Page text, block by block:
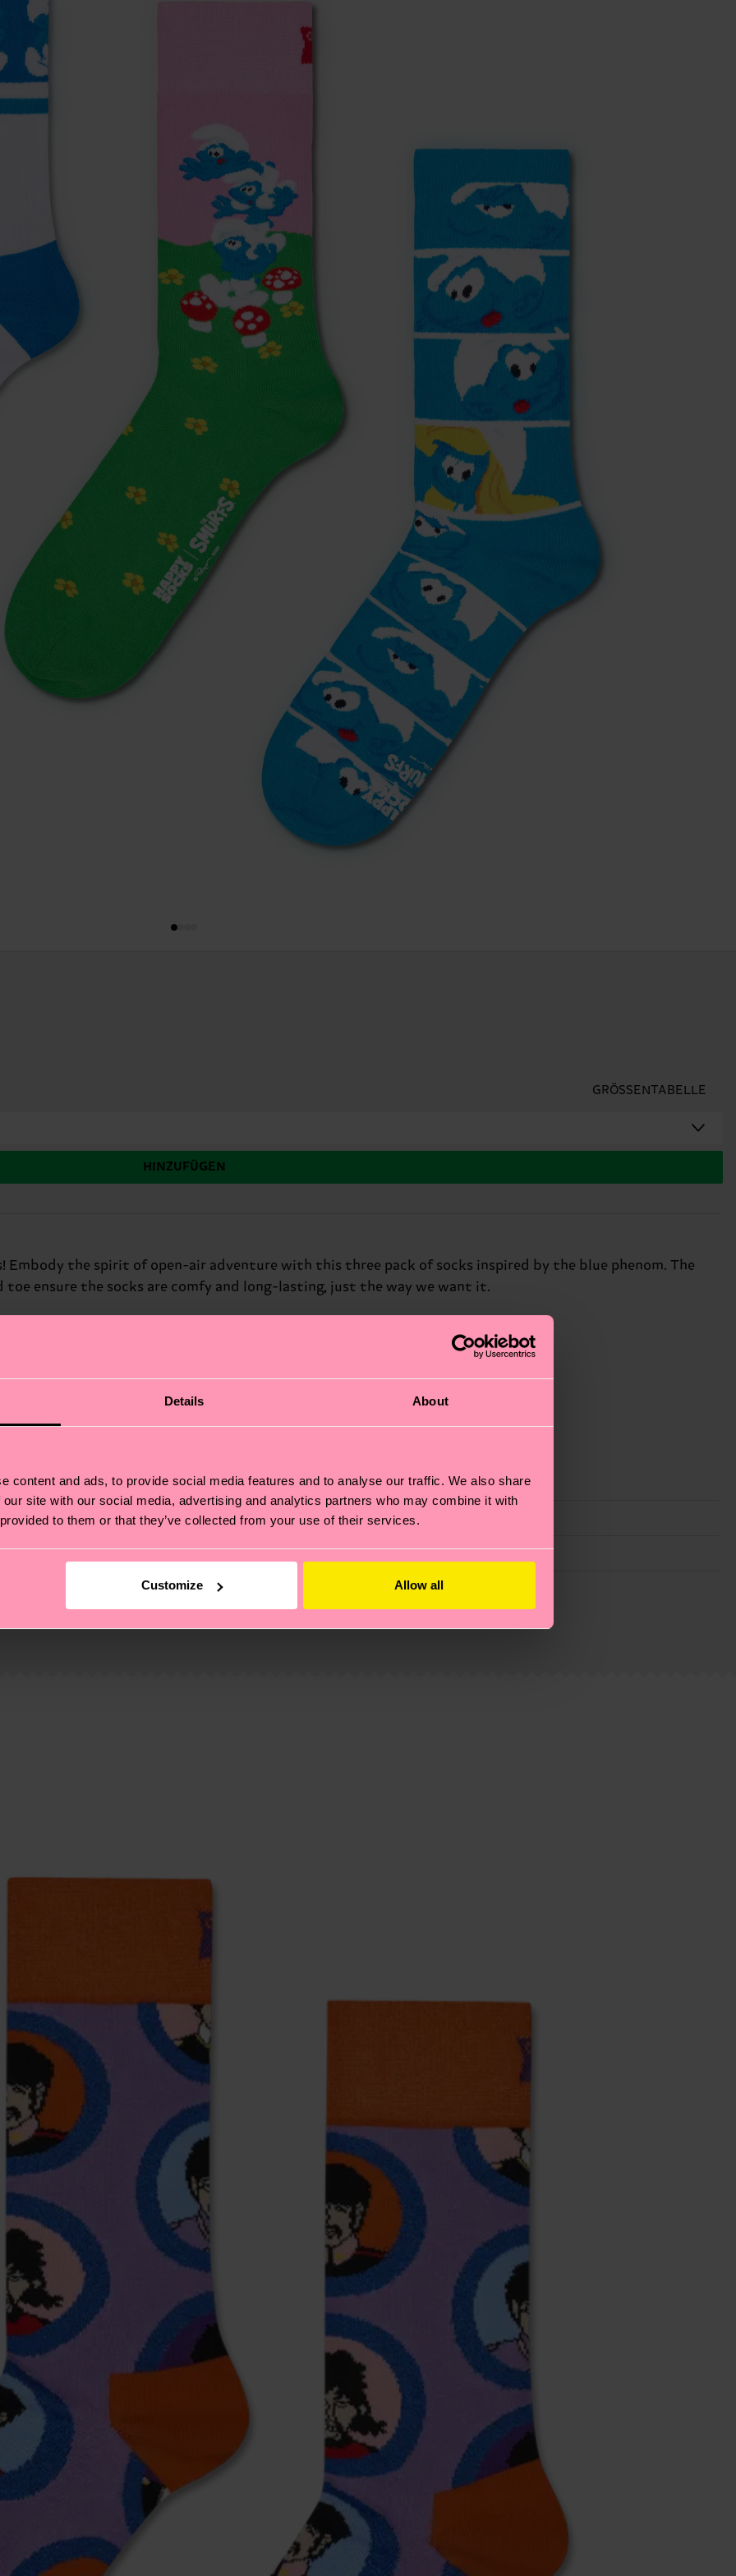
Details About
content and ads, to provide social media features and to analyse our traffic. We also share
site with our social media, advertising and analytics partners who may combine it with
to them or that they’ve collected from your use of their services.
Customize Allow all
GRÖSSENTABELLE
HINZUFÜGEN
Embody the spirit of open-air adventure with this three pack of socks inspired by the blue phenom. The
ensure the socks are comfy and long-lasting, just the way we want it.
– es geht auch um eine ethische Lieferkette, die Reduzierung von Emissionen, die richtige Pflege von
Tipps und Tricks findest du auf unsererNachhaltigkeitsseite.
unsere länderspezifische Versandübersicht findest du
. Die Lieferzeit beginnt sobald deine Bestellung